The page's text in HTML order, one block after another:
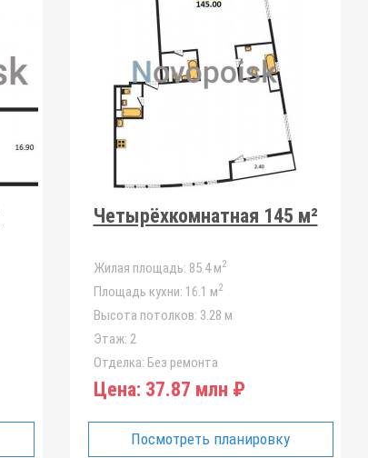
Четырёхкомнатная 145 м²
Жилая площадь: 85.4 м2
Площадь кухни: 16.1 м2
Высота потолков: 3.28 м
Этаж: 2
Отделка: Без ремонта
Цена: 37.87 млн ₽
Посмотреть планировку